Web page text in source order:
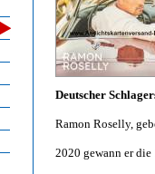
Deutscher
Ramon Roselly,
2020 gewann er